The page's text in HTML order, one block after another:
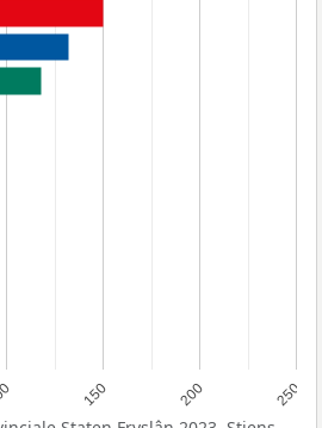
150 200 250